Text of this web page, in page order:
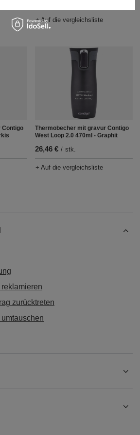
+ Auf die vergleichsliste
Contigo
Thermobecher mit gravur Contigo
West Loop 2.0 470ml - Graphit
26,46 € / stk.
+ Auf die vergleichsliste
reklamieren
zurücktreten
umtauschen